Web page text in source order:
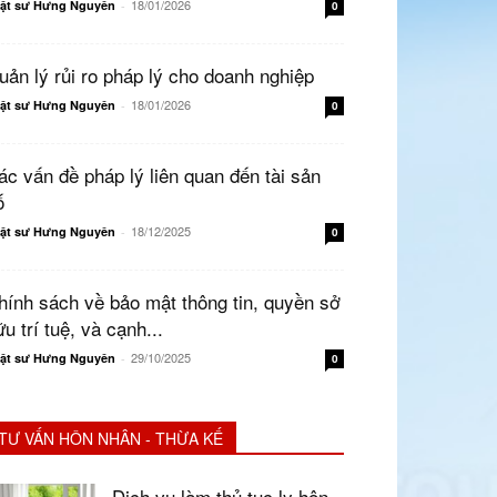
sư Hưng Nguyên - 18/01/2026 0
lý rủi ro pháp lý cho doanh nghiệp
sư Hưng Nguyên - 18/01/2026 0
vấn đề pháp lý liên quan đến tài sản
sư Hưng Nguyên - 18/12/2025 0
sách về bảo mật thông tin, quyền sở
trí tuệ, và cạnh...
sư Hưng Nguyên - 29/10/2025 0
VẤN HÔN NHÂN - THỪA KẾ